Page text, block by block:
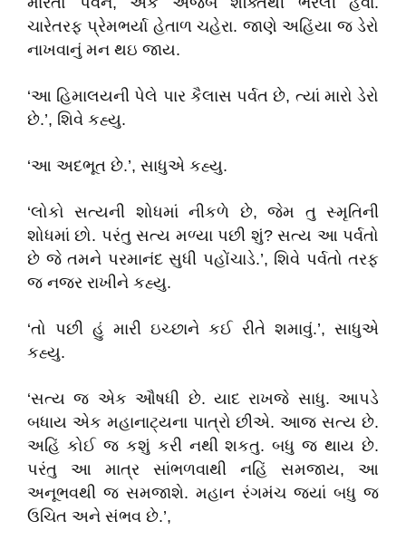
ચારેતરફ પ્રેમભર્યા હેતાળ ચહેરા. જાણે અહિંયા જ ડેરો
નાખવાનું મન થઇ જાય.
‘આ હિમાલયની પેલે પાર કૈલાસ પર્વત છે, ત્યાં મારો ડેરો
છે.’, શિવે કહ્યુ.
‘આ અદભૂત છે.’, સાધુએ કહ્યુ.
‘લોકો સત્યની શોધમાં નીકળે છે, જેમ તુ સ્મૃતિની
શોધમાં છો. પરંતુ સત્ય મળ્યા પછી શું? સત્ય આ પર્વતો
છે જે તમને પરમાનંદ સુધી પહોંચાડે.’, શિવે પર્વતો તરફ
જ નજર રાખીને કહ્યુ.
‘તો પછી હું મારી ઇચ્છાને કઈ રીતે શમાવું.’, સાધુએ
કહ્યુ.
‘સત્ય જ એક ઔષધી છે. યાદ રાખજે સાધુ. આપડે
બધાય એક મહાનાટ્યના પાત્રો છીએ. આજ સત્ય છે.
અહિં કોઈ જ કશું કરી નથી શકતુ. બધુ જ થાય છે.
પરંતુ આ માત્ર સાંભળવાથી નહિં સમજાય, આ
અનૂભવથી જ સમજાશે. મહાન રંગમંચ જ્યાં બધુ જ
ઉચિત અને સંભવ છે.’,